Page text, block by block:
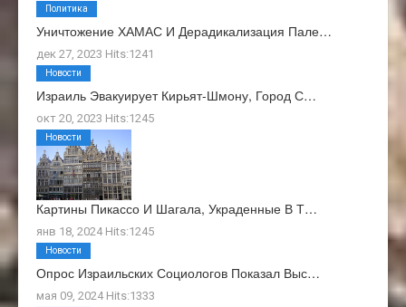
Уничтожение ХАМАС И Дерадикализация Пале…
дек 27, 2023 Hits:1241
Политика
Израиль Эвакуирует Кирьят-Шмону, Город С…
окт 20, 2023 Hits:1245
Новости
Картины Пикассо И Шагала, Украденные В Т…
янв 18, 2024 Hits:1245
Новости
Опрос Израильских Социологов Показал Выс…
мая 09, 2024 Hits:1333
Новости